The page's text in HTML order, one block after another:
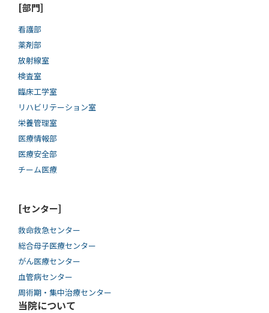
[部門]
看護部
薬剤部
放射線室
検査室
臨床工学室
リハビリテーション室
栄養管理室
医療情報部
医療安全部
チーム医療
[センター]
救命救急センター
総合母子医療センター
がん医療センター
血管病センター
周術期・集中治療センター
当院について